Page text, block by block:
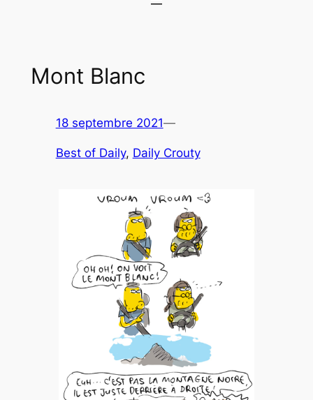
Mont Blanc
18 septembre 2021—
Best of Daily, Daily Crouty